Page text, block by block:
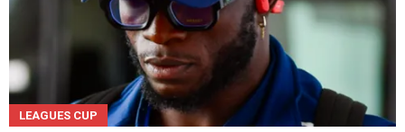
LEAGUES CUP